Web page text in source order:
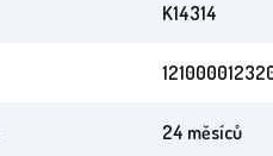
K14314
24 měsíců